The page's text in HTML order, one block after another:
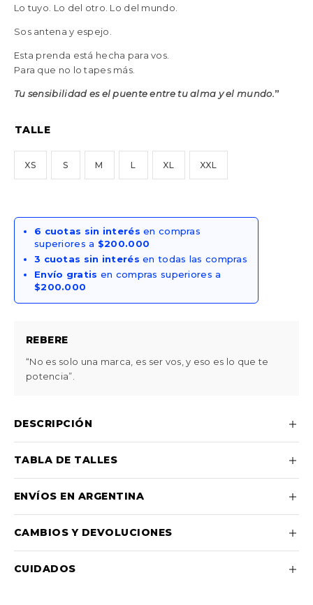
Lo tuyo. Lo del otro. Lo del mundo.
Sos antena y espejo.
Esta prenda está hecha para vos.
Para que no lo tapes más.
Tu sensibilidad es el puente entre tu alma y el mundo.”
TALLE
XS S M L XL XXL
6 cuotas sin interés en compras
superiores a $200.000
3 cuotas sin interés en todas las compras
Envío gratis en compras superiores a
$200.000
REBERE
“No es solo una marca, es ser vos, y eso es lo que te
potencia”.
DESCRIPCIÓN
TABLA DE TALLES
ENVÍOS EN ARGENTINA
CAMBIOS Y DEVOLUCIONES
CUIDADOS